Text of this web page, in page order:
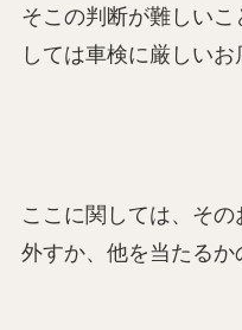
そこの判断が難しい
しては車検に厳しいお
ここに関しては、そ
外すか、他を当たるか